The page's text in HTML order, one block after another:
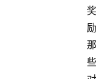
奖
励
那
些